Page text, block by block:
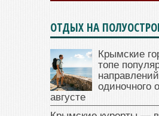
ОТДЫХ НА
Крымские
топе
одиночного
августе